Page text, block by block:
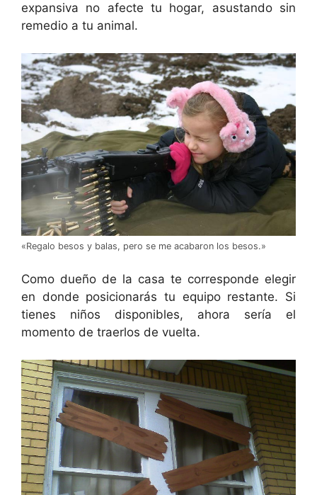
expansiva no afecte tu hogar, asustando sin
remedio a tu animal.
«Regalo besos y balas, pero se me acabaron los besos.»
Como dueño de la casa te corresponde elegir
en donde posicionarás tu equipo restante. Si
tienes niños disponibles, ahora sería el
momento de traerlos de vuelta.